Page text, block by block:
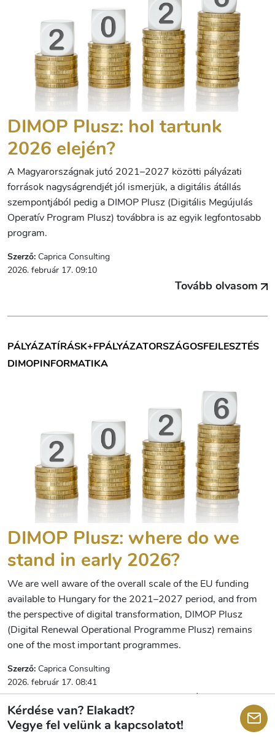
DIMOP Plusz: hol tartunk
2026 elején?
A Magyarországnak jutó 2021–2027 közötti pályázati
források nagyságrendjét jól ismerjük, a digitális átállás
szempontjából pedig a DIMOP Plusz (Digitális Megújulás
Operatív Program Plusz) továbbra is az egyik legfontosabb
program.
Szerző: Caprica Consulting
2026. február 17. 09:10
Tovább olvasom
PÁLYÁZATÍRÁSK+FPÁLYÁZATORSZÁGOSFEJLESZTÉS
DIMOPINFORMATIKA
DIMOP Plusz: where do we
stand in early 2026?
We are well aware of the overall scale of the EU funding
available to Hungary for the 2021–2027 period, and from
the perspective of digital transformation, DIMOP Plusz
(Digital Renewal Operational Programme Plusz) remains
one of the most important programmes.
Szerző: Caprica Consulting
2026. február 17. 08:41
Tovább olvasom
Kérdése van? Elakadt?
Vegye fel velünk a kapcsolatot!